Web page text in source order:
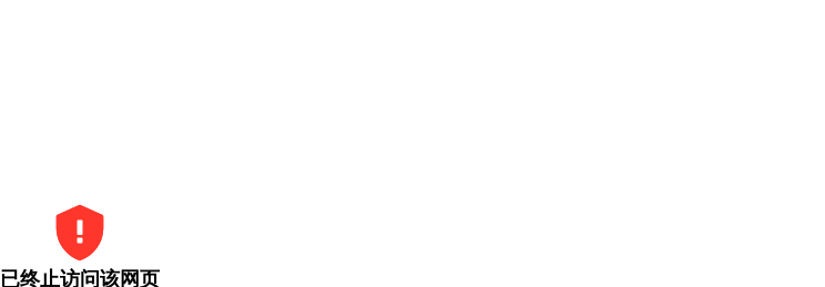
已终止访问该网页